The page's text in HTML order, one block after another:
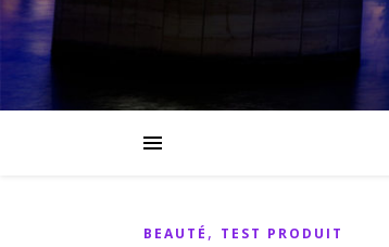
BEAUTÉ , TEST PRODUIT